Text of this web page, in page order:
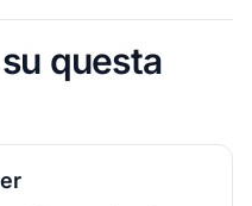
questa